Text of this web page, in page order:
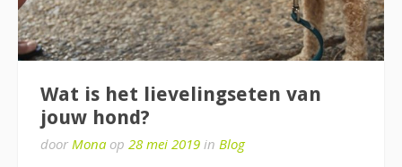
Wat is het lievelingseten van
jouw hond?
door Mona op 28 mei 2019 in Blog